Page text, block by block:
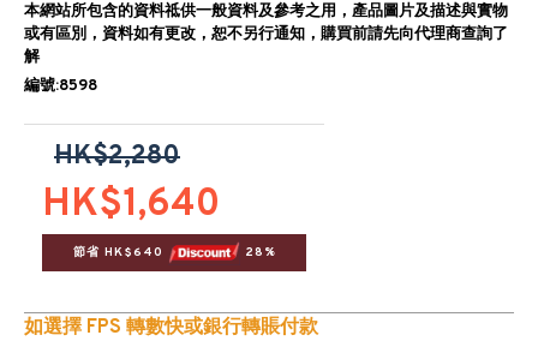
本網站所包含的資料祗供一般資料及參考之用，產品圖片及描述與實物
或有區別，資料如有更改，恕不另行通知，購買前請先向代理商查詢了
解
編號:8598
HK$1,640
HK$2,280
節省 HK$640 28%
如選擇 FPS 轉數快或銀行轉賬付款